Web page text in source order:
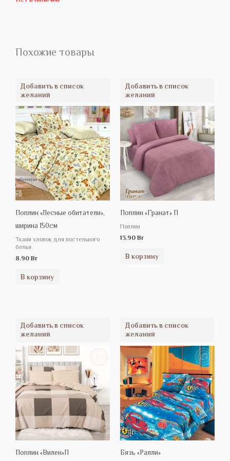
Похожие товары
Добавить в список
желаний
Поплин «Лесные обитатели»,
ширина 150см
Ткани хлопок для постельного
белья
8.90 Br
В корзину
Добавить в список
желаний
Поплин «Гранат» П
Поплин
13.90 Br
В корзину
Добавить в список
желаний
Поплин «Вилен»П
Добавить в список
желаний
Бязь «Ралли»